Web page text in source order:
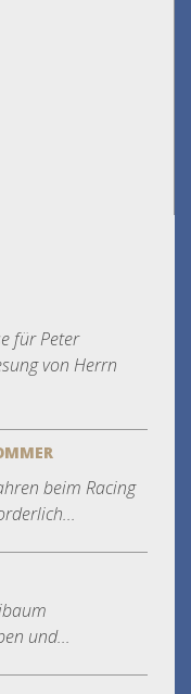
für Peter
von Herrn
beim Racing
und...